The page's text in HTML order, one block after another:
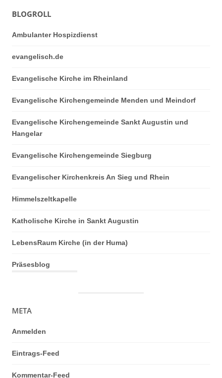
BLOGROLL
Ambulanter Hospizdienst
evangelisch.de
Evangelische Kirche im Rheinland
Evangelische Kirchengemeinde Menden und Meindorf
Evangelische Kirchengemeinde Sankt Augustin und
Hangelar
Evangelische Kirchengemeinde Siegburg
Evangelischer Kirchenkreis An Sieg und Rhein
Himmelszeltkapelle
Katholische Kirche in Sankt Augustin
LebensRaum Kirche (in der Huma)
Präsesblog
META
Anmelden
Eintrags-Feed
Kommentar-Feed